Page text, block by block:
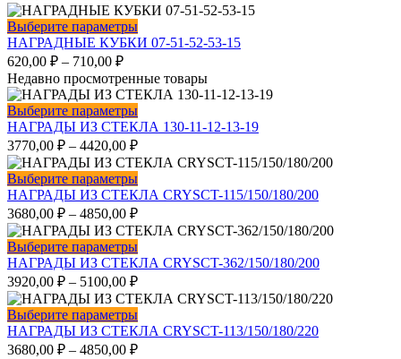
на
странице
товара.
несколько
вариаций.
Опции
можно
на
странице
товара.
Выберите параметрыЭтот
товар
несколько
вариаций.
Опции
можно
выбрать
на
странице
товара.
НАГРАДНЫЕ КУБКИ 07-51-52-53-15
620,00 ₽ – 710,00 ₽
Недавно просмотренные товары
Выберите параметрыЭтот
товар
имеет
несколько
вариаций.
Опции
можно
выбрать
на
странице
товара.
НАГРАДЫ ИЗ СТЕКЛА 130-11-12-13-19
3770,00 ₽ – 4420,00 ₽
Выберите параметрыЭтот
товар
имеет
несколько
вариаций.
Опции
можно
выбрать
на
странице
товара.
НАГРАДЫ ИЗ СТЕКЛА CRYSCT-115/150/180/200
3680,00 ₽ – 4850,00 ₽
Выберите параметрыЭтот
товар
имеет
несколько
вариаций.
Опции
можно
НАГРАДЫ ИЗ СТЕКЛА CRYSCT-362/150/180/200
3920,00 ₽ – 5100,00 ₽
Выберите параметрыЭтот
товар
имеет
НАГРАДЫ ИЗ СТЕКЛА CRYSCT-113/150/180/220
3680,00 ₽ – 4850,00 ₽